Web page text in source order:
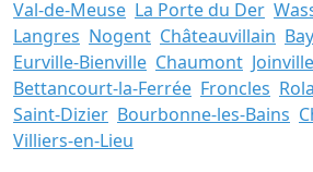
Val-de-Meuse La Porte du Der
Langres Nogent Châteauvillain
Eurville-Bienville Chaumont Joinville
Bettancourt-la-Ferrée Froncles
Saint-Dizier Bourbonne-les-Bains
Villiers-en-Lieu